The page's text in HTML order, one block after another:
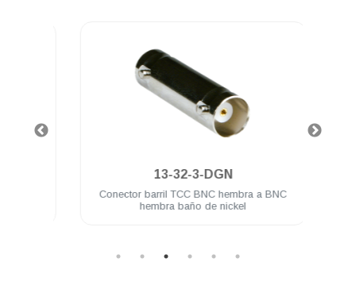
13-32-3-DGN
Conector barril TCC BNC hembra a BNC
hembra baño de nickel